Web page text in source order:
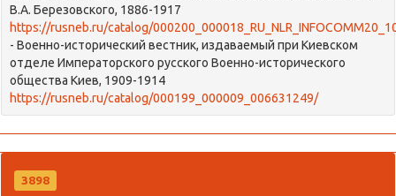
В.А. Березовского, 1886-1917
https://rusneb.ru/catalog/
- Военно-исторический вестник, издаваемый при Киевском
отделе Императорского русского Военно-исторического
общества Киев, 1909-1914
https://rusneb.ru/catalog/000199_000009_006631249/
3898